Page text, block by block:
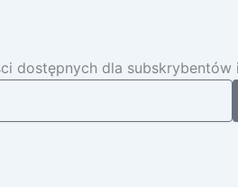
dostępnych dla subskrybentów